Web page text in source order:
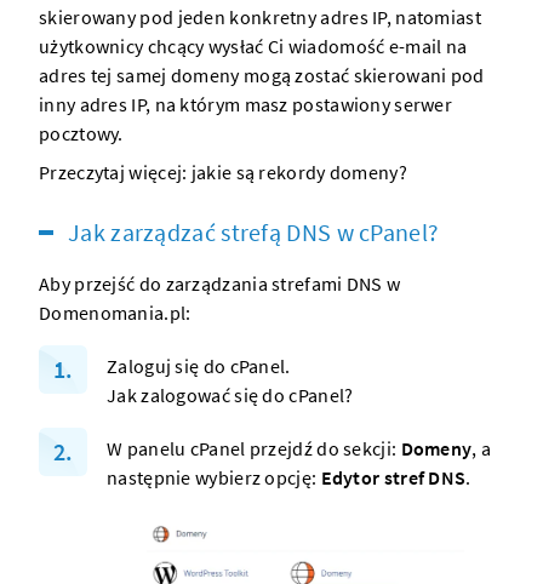
skierowany pod jeden konkretny adres IP, natomiast
użytkownicy chcący wysłać Ci wiadomość e-mail na
adres tej samej domenymogą zostać skierowani pod
inny adres IP, na którym masz postawiony serwer
pocztowy.
Przeczytaj więcej: jakie są rekordy domeny?
Jak zarządzać strefą DNS w cPanel?
Aby przejść do zarządzania strefami DNS w
Domenomania.pl:
Zaloguj się do cPanel.
Jak zalogować się do cPanel?
W panelu cPanel przejdź do sekcji: Domeny, a
następnie wybierz opcję: Edytor stref DNS.